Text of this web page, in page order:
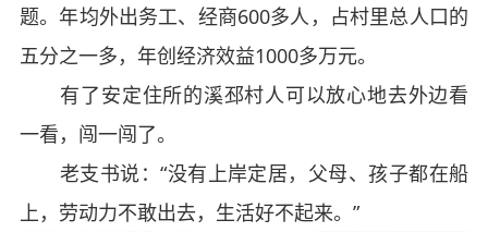
题。年均外出务工、经商600多人，占村里总人口的
五分之一多，年创经济效益1000多万元。
有了安定住所的溪邳村人可以放心地去外边看
一看，闯一闯了。
老支书说：“没有上岸定居，父母、孩子都在船
上，劳动力不敢出去，生活好不起来。”